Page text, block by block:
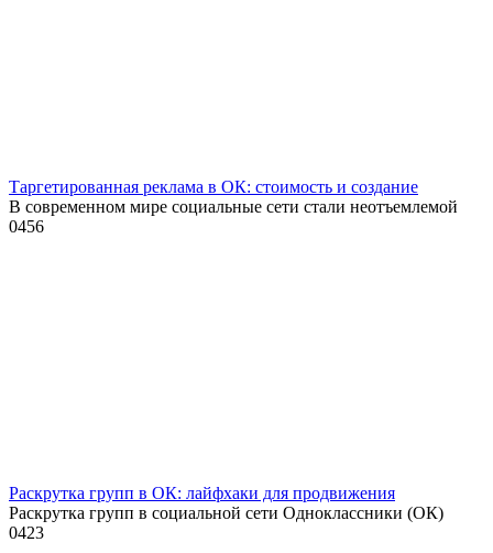
Таргетированная реклама в ОК: стоимость и создание
В современном мире социальные сети стали неотъемлемой
0456
Раскрутка групп в ОК: лайфхаки для продвижения
Раскрутка групп в социальной сети Одноклассники (ОК)
0423